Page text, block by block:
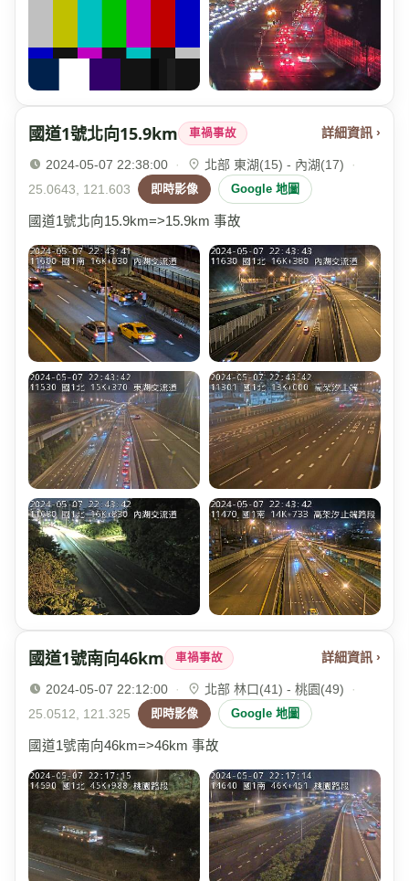
國道1號北向15.9km 車禍事故 詳細資訊 ›
2024-05-07 22:38:00 · 北部 東湖(15) - 內湖(17)
·
25.0643, 121.603
即時影像 Google 地圖
國道1號北向15.9km=>15.9km 事故
國道1號南向46km 車禍事故 詳細資訊 ›
2024-05-07 22:12:00 · 北部 林口(41) - 桃園(49)
·
25.0512, 121.325
即時影像 Google 地圖
國道1號南向46km=>46km 事故